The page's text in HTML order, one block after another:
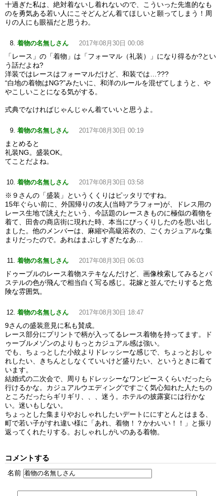
十過ぎた私は、絶対着ないし着れないので、こういった先進的なも
のを勇気ある若い人にこそどんどん着てほしいと願ってしまう！周
りの人にも眼福だと思うわ。
着物の名無しさん 2017年08月30日 00:08
「レース」の「着物」は「フォーマル（礼装）」になり得るか?とい
う話だよね?
洋装ではレースはフォーマルだけど、和装では…???
“白地の着物はNG?”みたいに、和洋のルールを混ぜてしまうと、や
やこしいことになる気がする。
式典でなければじゃんじゃん着ていいと思うよ。
着物の名無しさん 2017年08月30日 00:19
まとめると
礼装NG。盛装OK。
てことだよね。
着物の名無しさん 2017年08月30日 03:58
※９さんの「盛装」というくくりはピッタリですね。
15年ぐらい前に、外国帰りの友人(当時アラフォー)が、ドレス用の
レース生地で誂えたという、今話題のレースきものに極似の着物を
着て、田舎の商店街に現れた時、本当にびっくりしたのを思い出し
ました。他のメンバーは、麻縮や高級浴衣の、ごくカジュアルな集
まりだったので。あれはまぶしすぎたなあ…
着物の名無しさん 2017年08月30日 06:03
ドゥーブルのレース着物ステキなんだけど、画像検索してみるとパ
ステルの色が飛んで相当白く写る感じ。花嫁と並んでたりすると危
険な雰囲気。
着物の名無しさん 2017年08月30日 18:47
9さんの盛装意見に私も賛成。
レース部分にプリントで柄が入ってるレース着物を持ってます。ド
ゥーブルメゾンのよりもっとカジュアル感は強い。
でも、ちょっとした小紋よりドレッシーな感じで、ちょっとおしゃ
れしたい、きちんとしなくていいけど盛りたい、というときに着て
います。
結婚式の二次会で、周りもドレッシーなワンピースくらいだったら
行けるかな。カジュアルウエディングですごく気心知れた人たちの
ところだったらギリギリ、、、迷う。ホテルの披露宴には行かな
い。迷いもしない。
ちょっとした集まりやおしゃれしたいデートににすとんとはまる、
町で若い子がすれ違い様に「あれ、着物！？かわいい！！」と振り
返ってくれたりする。おしゃれしがいのある着物。
コメントする
名前